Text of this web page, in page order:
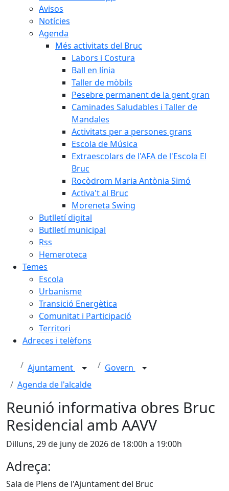
Avisos
Notícies
Agenda
Més activitats del Bruc
Labors i Costura
Ball en línia
Taller de mòbils
Pesebre permanent de la gent gran
Caminades Saludables i Taller de
Mandales
Activitats per a persones grans
Escola de Música
Extraescolars de l'AFA de l'Escola El
Bruc
Rocòdrom Maria Antònia Simó
Activa't al Bruc
Moreneta Swing
Butlletí digital
Butlletí municipal
Rss
Hemeroteca
Temes
Escola
Urbanisme
Transició Energètica
Comunitat i Participació
Territori
Adreces i telèfons
Ajuntament
Govern
Agenda de l'alcalde
Reunió informativa obres Bruc
Residencial amb AAVV
Dilluns, 29 de juny de 2026 de 18:00h a 19:00h
Adreça:
Sala de Plens de l'Ajuntament del Bruc